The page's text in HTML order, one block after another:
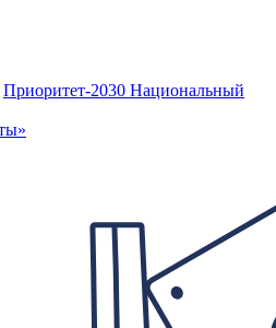
Приоритет-2030 Национальный